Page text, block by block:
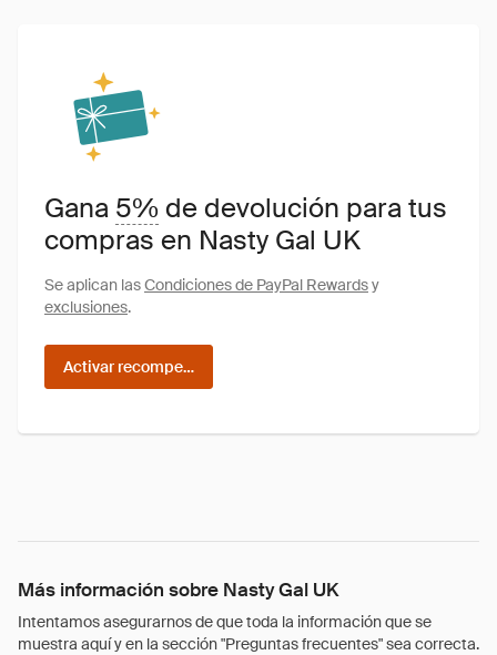
Gana 5% de devolución para tus
compras en Nasty Gal UK
Se aplican lasCondiciones de PayPal Rewardsy
exclusiones.
Activar recompensas
Más información sobre Nasty Gal UK
Intentamos asegurarnos de que toda la información que se
muestra aquí y en la sección "Preguntas frecuentes" sea correcta.